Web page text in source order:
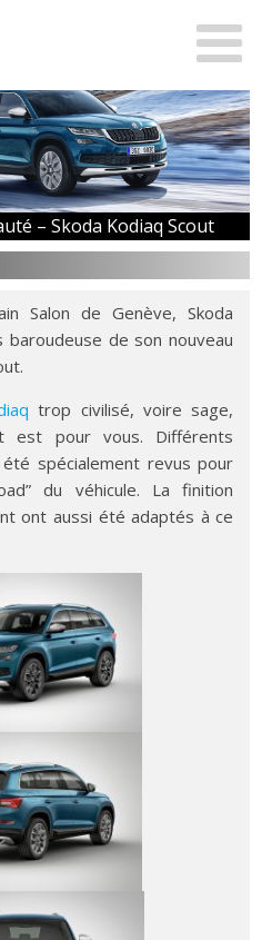
– Skoda Kodiaq Scout
Salon de Genève, Skoda
de son nouveau
trop civilisé, voire sage,
est pour vous. Différents
spécialement revus pour
du véhicule. La finition
ont aussi été adaptés à ce